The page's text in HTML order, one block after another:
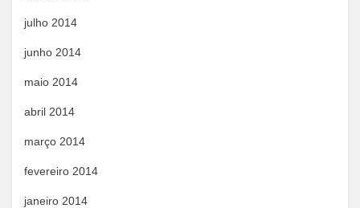
julho 2014
junho 2014
maio 2014
abril 2014
março 2014
fevereiro 2014
janeiro 2014